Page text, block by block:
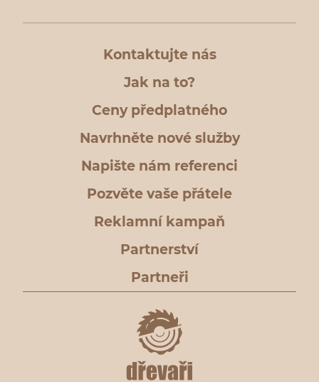
Kontaktujte nás
Jak na to?
Ceny předplatného
Navrhněte nové služby
Napište nám referenci
Pozvěte vaše přátele
Reklamní kampaň
Partnerství
Partneři